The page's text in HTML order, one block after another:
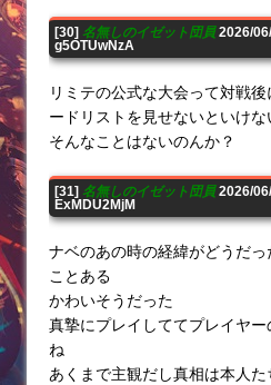
[30] 名無しのイゼット団員2026/
g5OTUwNzA
リミテの公式な大会って対戦
ードリストを見せないといけな
そんなことはないのんか？
[31] 名無しのイゼット団員2026/
ExMDU2MjM
ナベのあの時の経緯がどうだ
ことある
かわいそうだった
真摯にプレイしててプレイヤ
ね
あくまで主観だし真相は本人